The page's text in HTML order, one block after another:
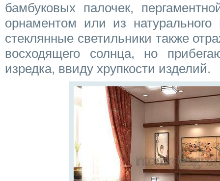
бамбуковых палочек,
орнаментом или из
стеклянные светильники также
восходящего солнца, но
изредка, ввиду хрупкости изделий.